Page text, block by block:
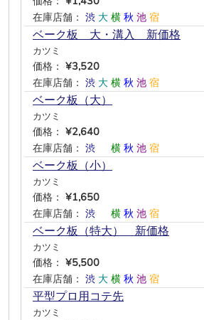
在庫店舗： 渋 大 横 秋 池 宿
ベーク板 大・溝入 新価格
カツミ
価格： ¥3,520
在庫店舗： 渋 大 横 秋 池 宿
ベーク板（大）
カツミ
価格： ¥2,640
在庫店舗： 渋 横 秋 池 宿
ベーク板（小）
カツミ
価格： ¥1,650
在庫店舗： 渋 横 秋 池 宿
ベーク板（特大） 新価格
カツミ
価格： ¥5,500
在庫店舗： 渋 大 横 秋 池 宿
平型プロ用コテ先
カツミ